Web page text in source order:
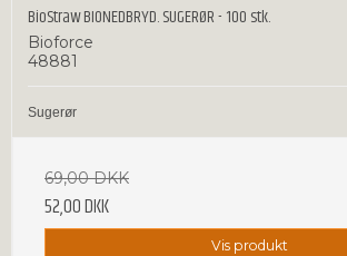
BioStraw BIONEDBRYD. SUGERØR - 100 stk.
Bioforce
48881
Sugerør
69,00 DKK
52,00 DKK
Vis produkt